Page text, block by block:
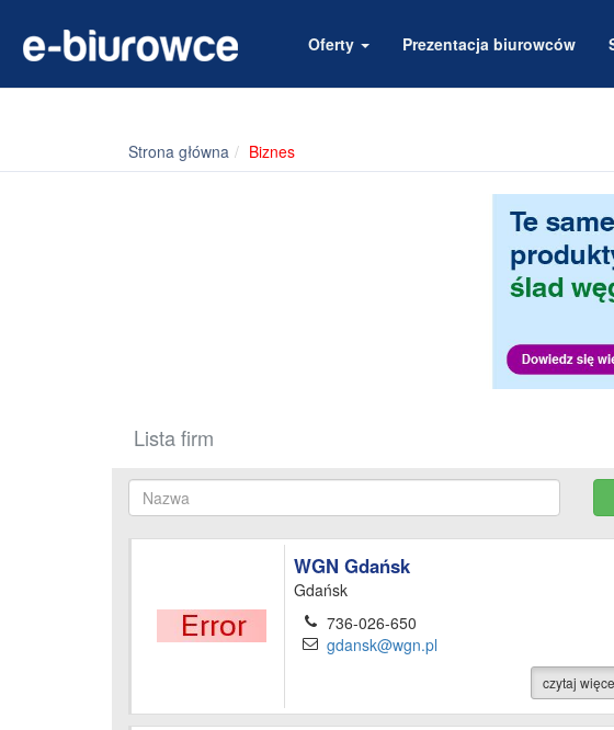
Oferty Prezentacja biurowców
Strona główna Biznes
Lista firm
WGN Gdańsk
Gdańsk
736-026-650
gdansk@wgn.pl
czytaj